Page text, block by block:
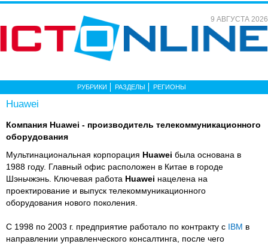
9 АВГУСТА 2026
РУБРИКИ РАЗДЕЛЫ РЕГИОНЫ
Huawei
Компания Huawei - производитель телекоммуникационного
оборудования
Мультинациональная корпорация Huawei была основана в
1988 году. Главный офис расположен в Китае в городе
Шэньчжэнь. Ключевая работа Huawei нацелена на
проектирование и выпуск телекоммуникационного
оборудования нового поколения.
С 1998 по 2003 г. предприятие работало по контракту с IBM в
направлении управленческого консалтинга, после чего